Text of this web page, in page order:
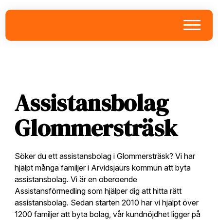
to
navigation
to
content
to
Assistansbolag
Glommersträsk
Söker du ett assistansbolag i Glommersträsk? Vi har
hjälpt många familjer i Arvidsjaurs kommun att byta
assistansbolag. Vi är en oberoende
Assistansförmedling som hjälper dig att hitta rätt
assistansbolag. Sedan starten 2010 har vi hjälpt över
1200 familjer att byta bolag, vår kundnöjdhet ligger på